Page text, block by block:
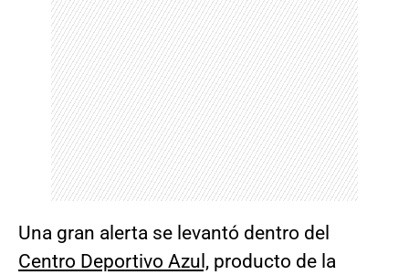
Una gran alerta se levantó dentro del
Centro Deportivo Azul, producto de la